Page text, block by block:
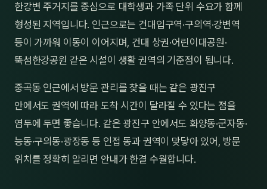
한강변 주거지를 중심으로 대학생과 가족 단위 수요가 함께
형성된 지역입니다. 인근으로는 건대입구역·구의역·강변역
등이 가까워 이동이 이어지며, 건대 상권·어린이대공원·
뚝섬한강공원 같은 시설이 생활 권역의 기준점이 됩니다.
중곡동 인근에서 방문 관리를 찾을 때는 같은 광진구
안에서도 권역에 따라 도착 시간이 달라질 수 있다는 점을
염두에 두면 좋습니다. 같은 광진구 안에서도 화양동·군자동·
능동·구의동·광장동 등 인접 동과 권역이 맞닿아 있어, 방문
위치를 정확히 알리면 안내가 한결 수월합니다.